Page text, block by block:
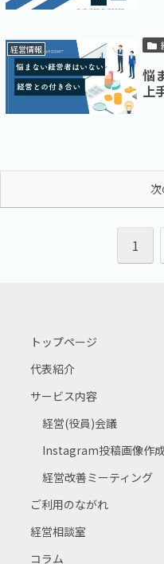
経営情報
悩
上
1
トップページ
代表紹介
サービス内容
経営(役員)会議
Instagram投稿画像作
経営改善ミーティング
ご利用のながれ
経営相談室
コラム